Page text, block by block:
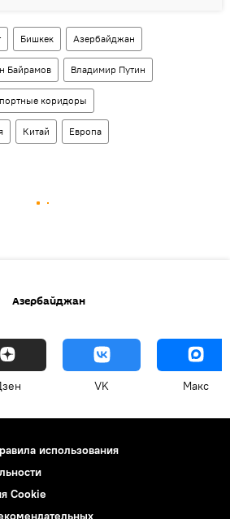
Бишкек Азербайджан
Байрамов Владимир Путин
коридоры
Китай Европа
Азербайджан
VK Макс
использования
Cookie